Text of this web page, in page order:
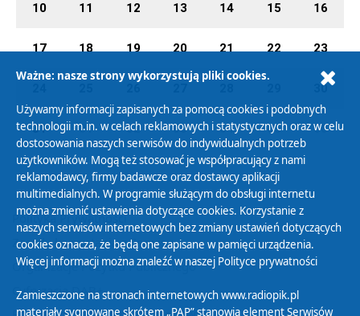
10 11 12 13 14 15 16
17 18 19 20 21 22 23
30
31 01 02 03 04 05 06
Polityka Prywatności
Zasady korzystania z Serwisu
Organizacje Pożytku Publicznego
Cyfryzacja DAB+
Ważne: nasze strony wykorzystują pliki cookies.
Używamy informacji zapisanych za pomocą cookies i podobnych
technologii m.in. w celach reklamowych i statystycznych oraz w celu
dostosowania naszych serwisów do indywidualnych potrzeb
użytkowników. Mogą też stosować je współpracujący z nami
reklamodawcy, firmy badawcze oraz dostawcy aplikacji
multimedialnych. W programie służącym do obsługi internetu
można zmienić ustawienia dotyczące cookies. Korzystanie z
naszych serwisów internetowych bez zmiany ustawień dotyczących
cookies oznacza, że będą one zapisane w pamięci urządzenia.
Więcej informacji można znaleźć w naszej Polityce prywatności
Zamieszczone na stronach internetowych www.radiopik.pl
materiały sygnowane skrótem „PAP” stanowią element Serwisów